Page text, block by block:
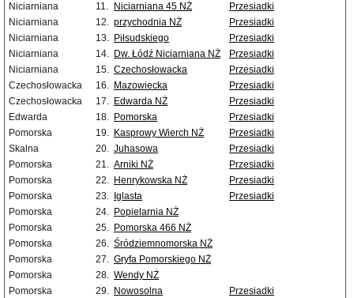
Niciarniana
11. Niciarniana 45 NŻ
Przesiadki
Niciarniana
12. przychodnia NŻ
Przesiadki
Niciarniana
13. Piłsudskiego
Przesiadki
Niciarniana
14. Dw. Łódź Niciarniana NŻ
Przesiadki
Niciarniana
15. Czechosłowacka
Przesiadki
Czechosłowacka
16. Mazowiecka
Przesiadki
Czechosłowacka
17. Edwarda NŻ
Przesiadki
Edwarda
18. Pomorska
Przesiadki
Pomorska
19. Kasprowy Wierch NŻ
Przesiadki
Skalna
20. Juhasowa
Przesiadki
Pomorska
21. Arniki NŻ
Przesiadki
Pomorska
22. Henrykowska NŻ
Przesiadki
Pomorska
23. Iglasta
Przesiadki
Pomorska
24. Popielarnia NŻ
Pomorska
25. Pomorska 466 NŻ
Pomorska
26. Śródziemnomorska NŻ
Pomorska
27. Gryfa Pomorskiego NŻ
Pomorska
28. Wendy NŻ
Pomorska
29. Nowosolna
Przesiadki